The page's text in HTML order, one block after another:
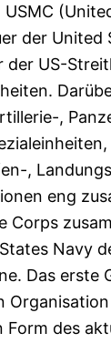
der United
der US-
,
,
eng
Corps
Navy
Das erste
Form des